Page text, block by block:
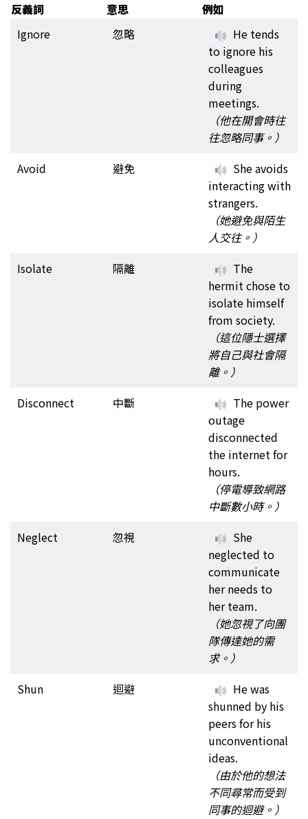
反義詞 意思
例如
Ignore
忽略
He tends
to ignore his
colleagues
during
meetings.
（他在開會時往
往忽略同事。）
Avoid
避免
She avoids
interacting with
strangers.
（她避免與陌生
人交往。）
Isolate
隔離
The
hermit chose to
isolate himself
from society.
（這位隱士選擇
將自己與社會隔
離。）
Disconnect
中斷
The power
outage
disconnected
the internet for
hours.
（停電導致網路
中斷數小時。）
Neglect
忽視
She
neglected to
communicate
her needs to
her team.
（她忽視了向團
隊傳達她的需
求。）
Shun
迴避
He was
shunned by his
peers for his
unconventional
ideas.
（由於他的想法
不同尋常而受到
同事的迴避。）